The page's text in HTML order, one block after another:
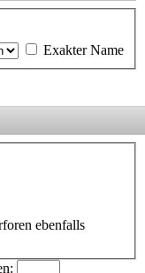
Exakter Name
ebenfalls